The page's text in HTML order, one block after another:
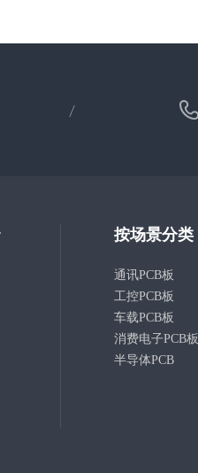
按场景分类
通讯PCB板
工控PCB板
车载PCB板
消费电子PCB板
半导体PCB